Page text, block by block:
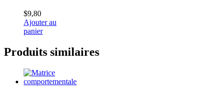
$9,80
Ajouter au
panier
Produits similaires